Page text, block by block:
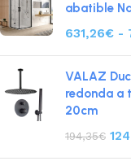
abatible
631,26€ -
VALAZ
redonda a
20cm
194,35€